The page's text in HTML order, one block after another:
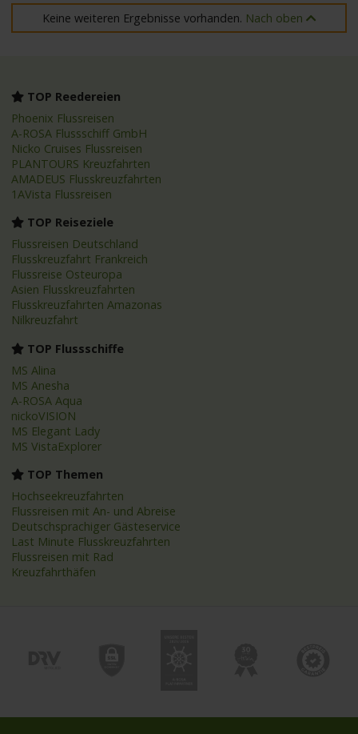
Keine weiteren Ergebnisse vorhanden. Nach oben
TOP Reedereien
Phoenix Flussreisen
A-ROSA Flussschiff GmbH
Nicko Cruises Flussreisen
PLANTOURS Kreuzfahrten
AMADEUS Flusskreuzfahrten
1AVista Flussreisen
TOP Reiseziele
Flussreisen Deutschland
Flusskreuzfahrt Frankreich
Flussreise Osteuropa
Asien Flusskreuzfahrten
Flusskreuzfahrten Amazonas
Nilkreuzfahrt
TOP Flussschiffe
MS Alina
MS Anesha
A-ROSA Aqua
nickoVISION
MS Elegant Lady
MS VistaExplorer
TOP Themen
Hochseekreuzfahrten
Flussreisen mit An- und Abreise
Deutschsprachiger Gästeservice
Last Minute Flusskreuzfahrten
Flussreisen mit Rad
Kreuzfahrthäfen